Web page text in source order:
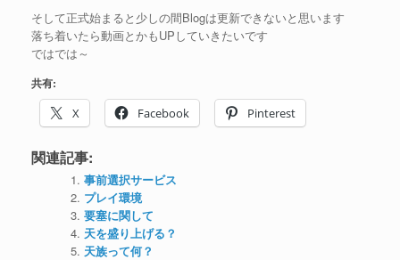
そして正式始まると少しの間Blogは更新できないと思います
落ち着いたら動画とかもUPしていきたいです
ではでは～
共有:
X
Facebook Pinterest
関連記事:
事前選択サービス
プレイ環境
要塞に関して
天を盛り上げる？
天族って何？